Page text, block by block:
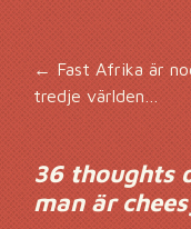
← Fast Afrika är
tredje världen…
36 thoughts
man är